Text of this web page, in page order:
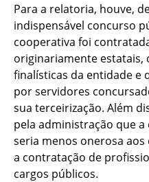
Para a relatoria, houve,
indispensável concurso
cooperativa foi
originariamente estatais,
finalísticas da entidade e
por servidores
sua terceirização. Além
pela administração que a
seria menos onerosa
a contratação de
cargos públicos.